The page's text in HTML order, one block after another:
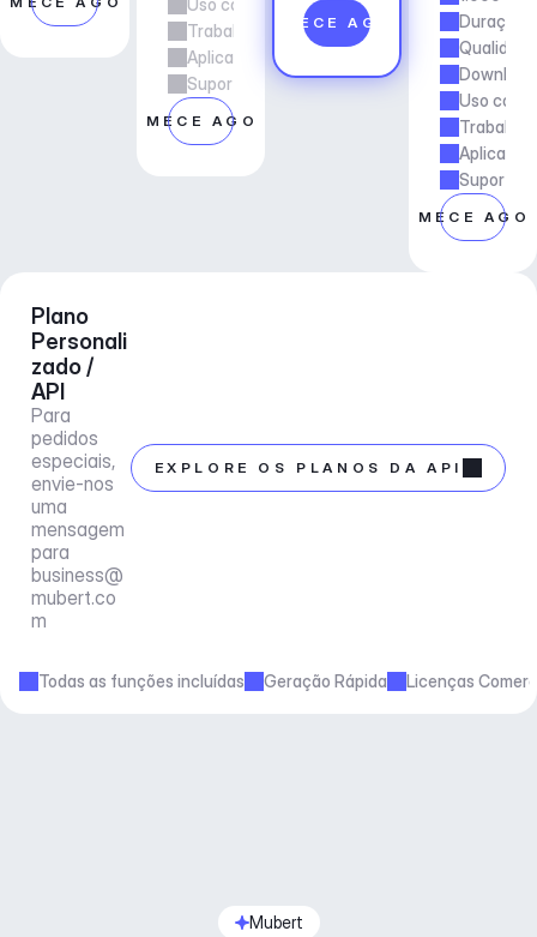
Uso comercial
Trabalho freelancer e de agência
Aplicações e Serviços
Suporte ao gerente de conta
COMECE AGORA
COMECE AGORA
Duração
Uso
Trabalho
Suporte
COMECE
Plano
Personali
zado /
API
Para
pedidos
especiais,
envie-nos
uma
mensagem
business@
mubert.co
m
EXPLORE OS PLANOS DA API
Todas as funções incluídas Geração Rápida Licenças
Mubert